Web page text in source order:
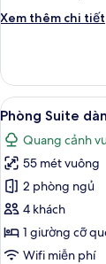
biển
Xem thêm chi tiết
Chi
Phòng
đôi
Exclusive,
quang
cảnh
biển
Xem
tất
cả
ảnh
Phòng
Suite
dành
cho
18
Phòng Suite
Quang cảnh
55 mét vuông
2 phòng ngủ
4 khách
1 giường cỡ
Wifi miễn phí